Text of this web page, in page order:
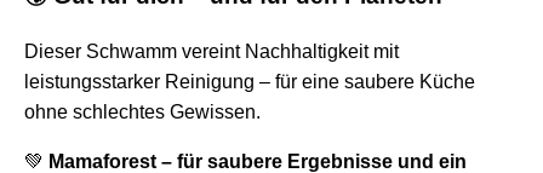
Dieser Schwamm vereint Nachhaltigkeit mit
leistungsstarker Reinigung – für eine saubere Küche
ohne schlechtes Gewissen.
💚 Mamaforest – für saubere Ergebnisse und ein